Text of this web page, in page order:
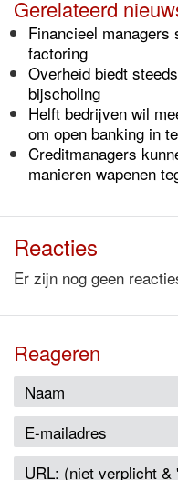
Gerelateerd
Financieel
factoring
Overheid biedt
bijscholing
Helft bedrijven wil
om open banking in
Creditmanagers
manieren wapenen
Reacties
Er zijn nog geen
Reageren